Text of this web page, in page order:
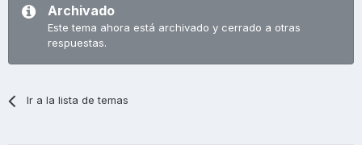
Archivado
Este tema ahora está archivado y cerrado a otras
respuestas.
Ir a la lista de temas